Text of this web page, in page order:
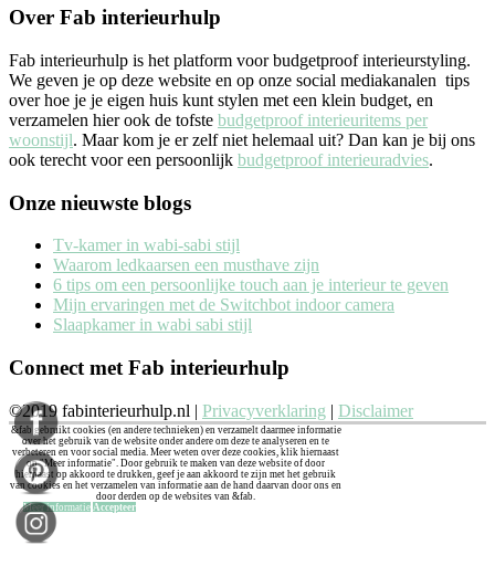
Over Fab interieurhulp
Fab interieurhulp is het platform voor budgetproof interieurstyling.
We geven je op deze website en op onze social mediakanalen tips
over hoe je je eigen huis kunt stylen met een klein budget, en
verzamelen hier ook de tofste budgetproof interieuritems per
woonstijl. Maar kom je er zelf niet helemaal uit? Dan kan je bij ons
ook terecht voor een persoonlijk budgetproof interieuradvies.
Onze nieuwste blogs
Tv-kamer in wabi-sabi stijl
Waarom ledkaarsen een musthave zijn
6 tips om een persoonlijke touch aan je interieur te geven
Mijn ervaringen met de Switchbot indoor camera
Slaapkamer in wabi sabi stijl
Connect met Fab interieurhulp
©2019 fabinterieurhulp.nl | Privacyverklaring | Disclaimer
&fab gebruikt cookies (en andere technieken) en verzamelt daarmee informatie
over het gebruik van de website onder andere om deze te analyseren en te
verbeteren en voor social media. Meer weten over deze cookies, klik hiernaast
op "Meer informatie". Door gebruik te maken van deze website of door
hiernaast op akkoord te drukken, geef je aan akkoord te zijn met het gebruik
van cookies en het verzamelen van informatie aan de hand daarvan door ons en
door derden op de websites van &fab.
Meer informatie Accepteer